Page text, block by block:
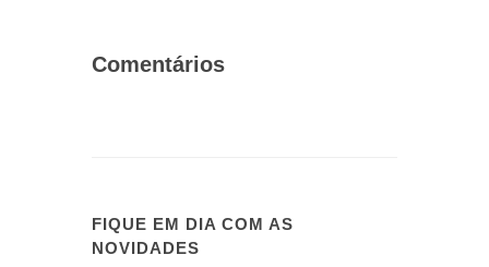
Comentários
FIQUE EM DIA COM AS
NOVIDADES